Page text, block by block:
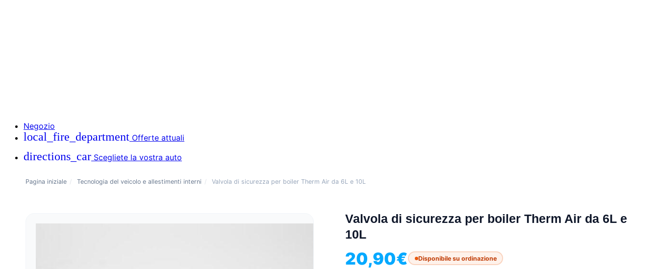
Negozio
local_fire_department Offerte attuali
directions_car Scegliete la vostra auto
Pagina iniziale / Tecnologia del veicolo e allestimenti interni / Valvola di sicurezza per boiler Therm Air da 6L e 10L
Valvola di sicurezza per boiler Therm Air da 6L e
10L
20,90€ Disponibile su ordinazione